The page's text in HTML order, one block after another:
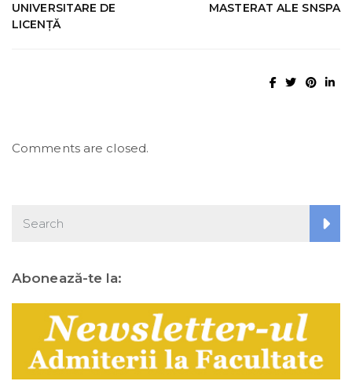
UNIVERSITARE DE
LICENȚĂ
MASTERAT ALE SNSPA
Comments are closed.
Abonează-te la: